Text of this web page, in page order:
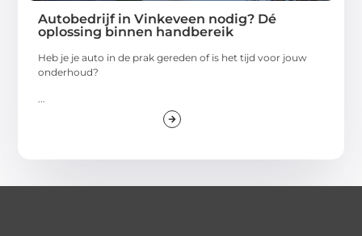
Autobedrijf in Vinkeveen nodig? Dé
oplossing binnen handbereik
Heb je je auto in de prak gereden of is het tijd voor jouw
onderhoud?